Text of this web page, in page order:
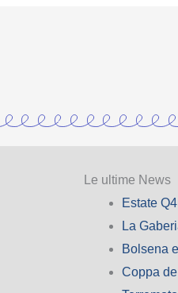
Le ultime News
Estate
La
Bolsena
Coppa